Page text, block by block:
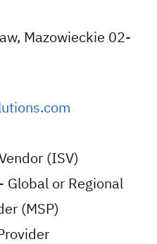
Mazowieckie 02-
(ISV)
or Regional
(MSP)